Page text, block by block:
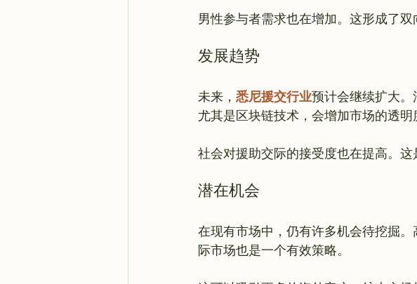
发展趋势
未来， 悉尼援交行业预计会继续扩大。
尤其是区块链技术，会增加市场的透明
潜在机会
在现有市场中，仍有许多机会待挖掘
际市场也是一个有效策略。